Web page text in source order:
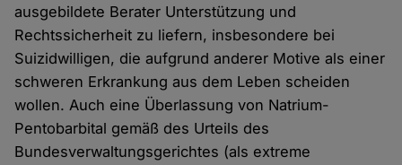
ausgebildete Berater Unterstützung und
Rechtssicherheit zu liefern, insbesondere bei
Suizidwilligen, die aufgrund anderer Motive als einer
schweren Erkrankung aus dem Leben scheiden
wollen. Auch eine Überlassung von Natrium-
Pentobarbital gemäß des Urteils des
Bundesverwaltungsgerichtes (als extreme